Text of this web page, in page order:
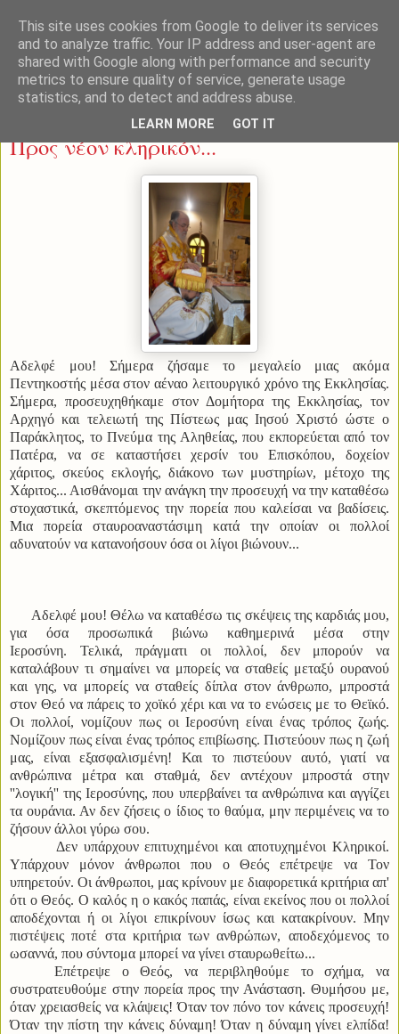
Σάββατο 27 Δεκεμβρίου 2014
Προς νέον κληρικόν...
Αδελφέ μου! Σήμερα ζήσαμε το μεγαλείο μιας ακόμα
Πεντηκοστής μέσα στον αέναο λειτουργικό χρόνο της Εκκλησίας.
Σήμερα, προσευχηθήκαμε στον Δομήτορα της Εκκλησίας, τον
Αρχηγό και τελειωτή της Πίστεως μας Ιησού Χριστό ώστε ο
Παράκλητος, το Πνεύμα της Αληθείας, που εκπορεύεται από τον
Πατέρα, να σε καταστήσει χερσίν του Επισκόπου, δοχείον
χάριτος, σκεύος εκλογής, διάκονο των μυστηρίων, μέτοχο της
Χάριτος... Αισθάνομαι την ανάγκη την προσευχή να την καταθέσω
στοχαστικά, σκεπτόμενος την πορεία που καλείσαι να βαδίσεις.
Μια πορεία σταυροαναστάσιμη κατά την οποίαν οι πολλοί
αδυνατούν να κατανοήσουν όσα οι λίγοι βιώνουν...
Αδελφέ μου! Θέλω να καταθέσω τις σκέψεις της καρδιάς μου,
για όσα προσωπικά βιώνω καθημερινά μέσα στην
Ιεροσύνη. Τελικά, πράγματι οι πολλοί, δεν μπορούν να
καταλάβουν τι σημαίνει να μπορείς να σταθείς μεταξύ ουρανού
και γης, να μπορείς να σταθείς δίπλα στον άνθρωπο, μπροστά
στον Θεό να πάρεις το χοϊκό χέρι και να το ενώσεις με το Θεϊκό.
Οι πολλοί, νομίζουν πως οι Ιεροσύνη είναι ένας τρόπος ζωής.
Νομίζουν πως είναι ένας τρόπος επιβίωσης. Πιστεύουν πως η ζωή
μας, είναι εξασφαλισμένη! Και το πιστεύουν αυτό, γιατί να
ανθρώπινα μέτρα και σταθμά, δεν αντέχουν μπροστά στην
''λογική'' της Ιεροσύνης, που υπερβαίνει τα ανθρώπινα και αγγίζει
τα ουράνια. Αν δεν ζήσεις ο ίδιος το θαύμα, μην περιμένεις να το
ζήσουν άλλοι γύρω σου.
Δεν υπάρχουν επιτυχημένοι και αποτυχημένοι Κληρικοί.
Υπάρχουν μόνον άνθρωποι που ο Θεός επέτρεψε να Τον
υπηρετούν. Οι άνθρωποι, μας κρίνουν με διαφορετικά κριτήρια απ'
ότι ο Θεός. Ο καλός η ο κακός παπάς, είναι εκείνος που οι πολλοί
αποδέχονται ή οι λίγοι επικρίνουν ίσως και κατακρίνουν. Μην
πιστέψεις ποτέ στα κριτήρια των ανθρώπων, αποδεχόμενος το
ωσαννά, που σύντομα μπορεί να γίνει σταυρωθείτω...
Επέτρεψε ο Θεός, να περιβληθούμε το σχήμα, να
συστρατευθούμε στην πορεία προς την Ανάσταση. Θυμήσου με,
όταν χρειασθείς να κλάψεις! Όταν τον πόνο τον κάνεις προσευχή!
Όταν την πίστη την κάνεις δύναμη! Όταν η δύναμη γίνει ελπίδα!
This site uses cookies from Google to deliver its services
and to analyze traffic. Your IP address and user-agent are
shared with Google along with performance and security
metrics to ensure quality of service, generate usage
statistics, and to detect and address abuse.
LEARN MORE GOT IT